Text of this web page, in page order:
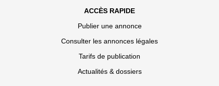
ACCÈS RAPIDE
Publier une annonce
Consulter les annonces légales
Tarifs de publication
Actualités & dossiers